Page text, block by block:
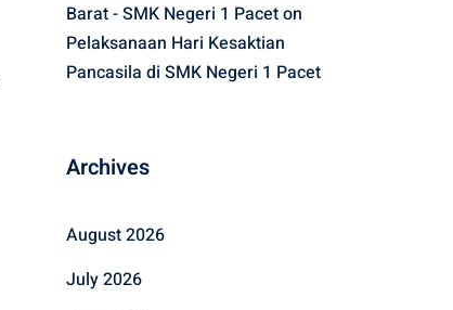
Barat - SMK Negeri 1 Paceton
Pelaksanaan Hari Kesaktian
Pancasila di SMK Negeri 1 Pacet
Archives
August 2026
July 2026